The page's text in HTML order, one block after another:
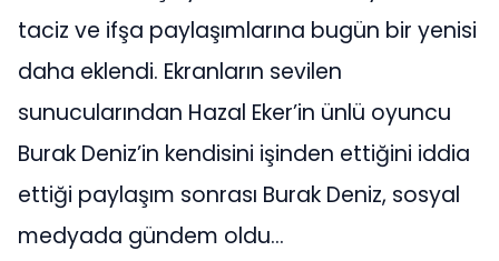
taciz ve ifşa paylaşımlarına bugün bir yenisi
daha eklendi. Ekranların sevilen
sunucularından Hazal Eker’in ünlü oyuncu
Burak Deniz’in kendisini işinden ettiğini iddia
ettiği paylaşım sonrası Burak Deniz, sosyal
medyada gündem oldu...